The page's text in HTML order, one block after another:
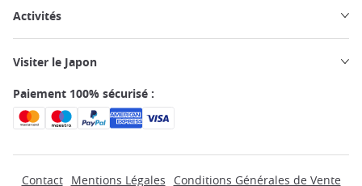
Activités
Visiter le Japon
Paiement 100% sécurisé :
Contact Mentions Légales Conditions Générales de Vente